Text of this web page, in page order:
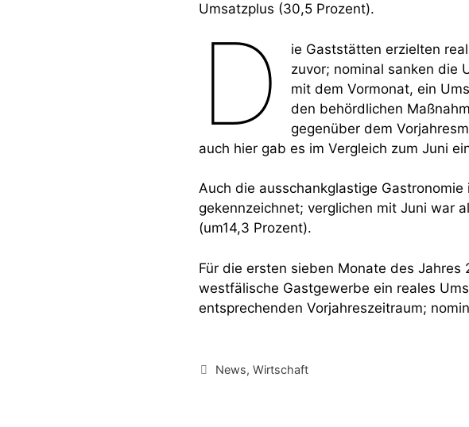
Umsatzplus (30,5 Prozent).
D
ie Gaststätten erzielten
zuvor; nominal sanken die
mit dem Vormonat, ein
den behördlichen
gegenüber dem
auch hier gab es im Vergleich zum Juni
Auch die ausschankglastige
gekennzeichnet; verglichen mit Juni war
(um14,3 Prozent).
Für die ersten sieben Monate des
westfälische Gastgewerbe ein reales
entsprechenden Vorjahreszeitraum;
Kategorien
News,Wirtschaft